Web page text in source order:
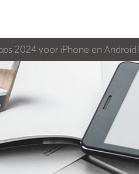
2024 voor iPhone en Android!